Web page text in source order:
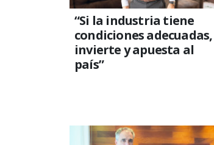
“Si la industria tiene
condiciones adecuadas,
invierte y apuesta al
país”